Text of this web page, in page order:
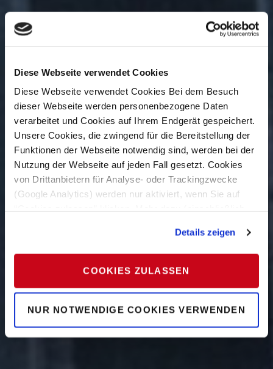
Diese Webseite verwendet Cookies
Diese Webseite verwendet Cookies Bei dem Besuch
dieser Webseite werden personenbezogene Daten
verarbeitet und Cookies auf Ihrem Endgerät gespeichert.
Unsere Cookies, die zwingend für die Bereitstellung der
Funktionen der Webseite notwendig sind, werden bei der
Nutzung der Webseite auf jeden Fall gesetzt. Cookies
von Drittanbietern für Analyse- oder Trackingzwecke
(Google Analytics) werden nur aktiviert, wenn Sie auf
Datenschutzerklärung—
Impressum.
Details zeigen
COOKIES ZULASSEN
NUR NOTWENDIGE COOKIES VERWENDEN